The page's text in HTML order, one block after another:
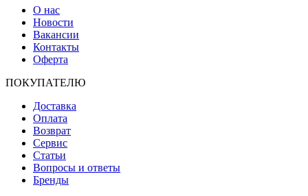
О нас
Новости
Вакансии
Контакты
Оферта
ПОКУПАТЕЛЮ
Доставка
Оплата
Возврат
Сервис
Статьи
Вопросы и ответы
Бренды